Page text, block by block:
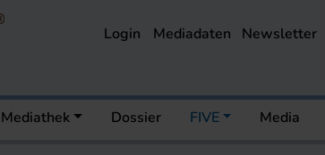
Login Mediadaten Newsletter
Mediathek Dossier FIVE Media